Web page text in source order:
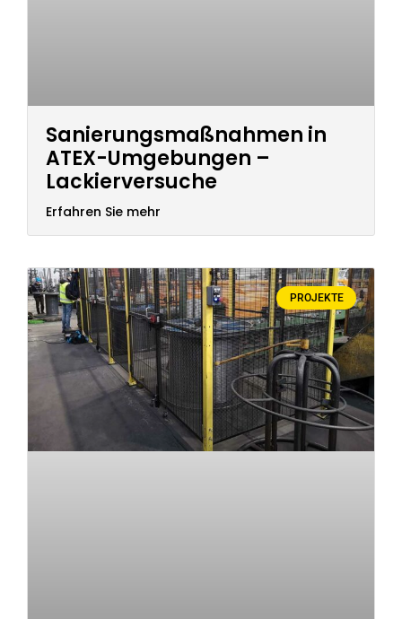
Sanierungsmaßnahmen in
ATEX-Umgebungen –
Lackierversuche
Erfahren Sie mehr
PROJEKTE